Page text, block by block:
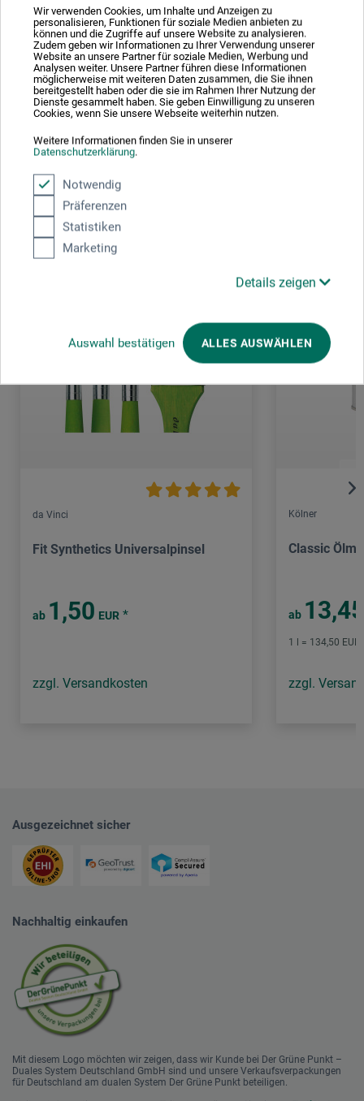
Wir verwenden Cookies, um Inhalte und Anzeigen zu
personalisieren, Funktionen für soziale Medien anbieten zu
können und die Zugriffe auf unsere Website zu analysieren.
Zudem geben wir Informationen zu Ihrer Verwendung unserer
Website an unsere Partner für soziale Medien, Werbung und
Analysen weiter. Unsere Partner führen diese Informationen
möglicherweise mit weiteren Daten zusammen, die Sie ihnen
bereitgestellt haben oder die sie im Rahmen Ihrer Nutzung der
Dienste gesammelt haben. Sie geben Einwilligung zu unseren
Cookies, wenn Sie unsere Webseite weiterhin nutzen.
Weitere Informationen finden Sie in unserer
Datenschutzerklärung.
Notwendig
Präferenzen
Statistiken
Marketing
Details zeigen
Auswahl bestätigen ALLES AUSWÄHLEN
4900 Langenthal
SCHWEIZ
info@pfeiltools.com
Kunden kauften auch
da Vinci
Fit Synthetics Universalpinsel
ab 1,50 EUR *
zzgl. Versandkosten
Kölner
Classic
ab 13,45
1 l = 134,50
zzgl.
Ausgezeichnet sicher
Nachhaltig einkaufen
Mit diesem Logo möchten wir zeigen, dass wir Kunde bei Der Grüne Punkt –
Duales System Deutschland GmbH sind und unsere Verkaufsverpackungen
für Deutschland am dualen System Der Grüne Punkt beteiligen.